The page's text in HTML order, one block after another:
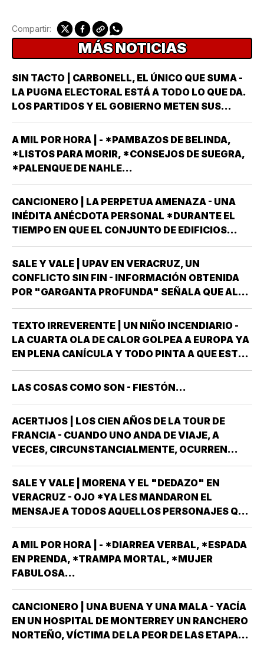
Compartir:
MÁS NOTICIAS
SIN TACTO | CARBONELL, EL ÚNICO QUE SUMA -
LA PUGNA ELECTORAL ESTÁ A TODO LO QUE DA.
LOS PARTIDOS Y EL GOBIERNO METEN SUS
ARMAS MÁS AFILADAS CON LA VISTA PUESTA EN
LA JORNADA DEL DOMINGO 6 DE JUNIO DEL AÑO
ENTRANTE *EL PROCESO ELECTORAL PARA
ELEGIR…
A MIL POR HORA | - *PAMBAZOS DE BELINDA,
*LISTOS PARA MORIR, *CONSEJOS DE SUEGRA,
*PALENQUE DE NAHLE...
CANCIONERO | LA PERPETUA AMENAZA - UNA
INÉDITA ANÉCDOTA PERSONAL *DURANTE EL
TIEMPO EN QUE EL CONJUNTO DE EDIFICIOS
LLAMADO LOS PINOS FUE RESIDENCIA OFICIAL
DEL PRESIDENTE DE MÉXICO, ESTUVE AHÍ
SOLAMENTE CUATRO VECES, TRES DE ELLAS EN
CALIDAD DE…
SALE Y VALE | UPAV EN VERACRUZ, UN
CONFLICTO SIN FIN - INFORMACIÓN OBTENIDA
POR "GARGANTA PROFUNDA" SEÑALA QUE AL
GOBIERNO DEL ESTADO *ESTÁ A PUNTO DE
"REVENTARLE" EL TEMA DE LA UNIVERSIDAD
POPULAR AUTÓNOMA DE VERACRUZ (UPAV) EN
LAS MANOS *Y NO ES…
TEXTO IRREVERENTE | UN NIÑO INCENDIARIO -
LA CUARTA OLA DE CALOR GOLPEA A EUROPA YA
EN PLENA CANÍCULA Y TODO PINTA A QUE ESTE
2026 SE UBICARÁ COMO EL PEOR DE LA HISTORIA
EN CUANTO A GOLPES CLIMÁTICOS *UNA OLA
LAS COSAS COMO SON - FIESTÓN...
ACERTIJOS | LOS CIEN AÑOS DE LA TOUR DE
FRANCIA - CUANDO UNO ANDA DE VIAJE, A
VECES, CIRCUNSTANCIALMENTE, OCURREN
COSAS QUE NO LLEVABAS PLANEADA *ME HAN
OCURRIDO ALGUNAS OCASIONES *AHORA
REMEMORO ESTA PORQUE TENEMOS A UN
MEXICANO EN EL TOP TEN DE…
SALE Y VALE | MORENA Y EL "DEDAZO" EN
VERACRUZ - OJO *YA LES MANDARON EL
MENSAJE A TODOS AQUELLOS PERSONAJES QUE
ASPIRAN A SER CANDIDATOS A DIPUTADOS
LOCALES, EN ALGUNO DE LOS 30 DISTRITOS QUE
HAY EN VERACRUZ POR EL PARTIDO MORENA,
DESPUÉS QUE NO…
A MIL POR HORA | - *DIARREA VERBAL, *ESPADA
EN PRENDA, *TRAMPA MORTAL, *MUJER
FABULOSA...
CANCIONERO | UNA BUENA Y UNA MALA - YACÍA
EN UN HOSPITAL DE MONTERREY UN RANCHERO
NORTEÑO, VÍCTIMA DE LA PEOR DE LAS ETAPAS